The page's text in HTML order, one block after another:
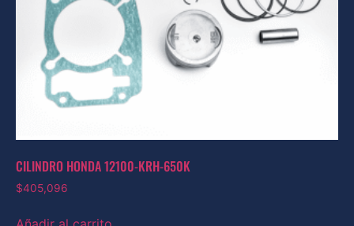
CILINDRO HONDA 12100-KRH-650K
$405,096